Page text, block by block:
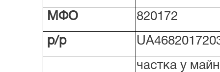
МФО 820172
р/р
частка у